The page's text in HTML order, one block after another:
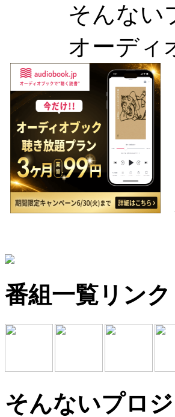
そんない
オーディ
番組一覧リンク
そんないプロ